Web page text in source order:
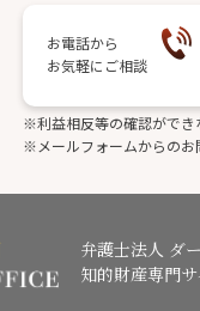
お電話から
お気軽にご相談
※利益相反等の確認ができ
※メールフォームからのお
弁護士法人 ダ
知的財産専門サ